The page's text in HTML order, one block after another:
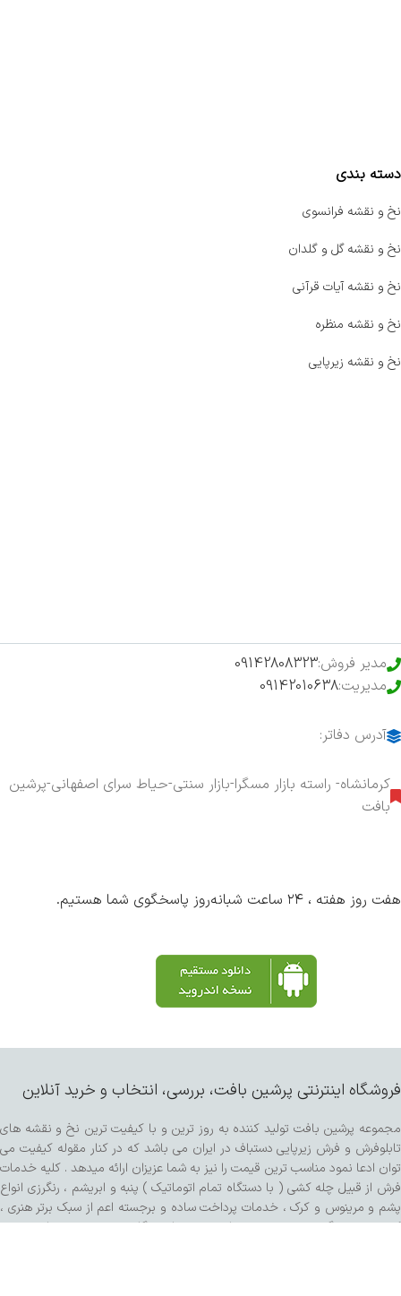
دسته بندی
نخ و نقشه فرانسوی
نخ و نقشه گل و گلدان
نخ و نقشه آیات قرآنی
نخ و نقشه منظره
نخ و نقشه زیرپایی
مدیر فروش:09142808323
مدیریت:09142010638
آدرس دفاتر:
کرمانشاه- راسته بازار مسگرا-بازار سنتی-حیاط سرای اصفهانی-پرشین
بافت
هفت روز هفته ، ۲۴ ساعت شبانه‌روز پاسخگوی شما هستیم.
فروشگاه اینترنتی پرشین بافت، بررسی، انتخاب و خرید آنلاین
مجموعه پرشین بافت تولید کننده به روز ترین و با کیفیت ترین نخ و نقشه های
تابلوفرش و فرش زیرپایی دستباف در ایران می باشد که در کنار مقوله کیفیت می
توان ادعا نمود مناسب ترین قیمت را نیز به شما عزیزان ارائه میدهد . کلیه خدمات
فرش از قبیل چله کشی ( با دستگاه تمام اتوماتیک ) پنبه و ابریشم ، رنگرزی انواع
پشم و مرینوس و کرک ، خدمات پرداخت ساده و برجسته اعم از سبک برتر هنری ،
کفه زنی و سنگی ، ریشه زنی ، شیرازه و شور با دستگاه مخصوص و مواد شوینده